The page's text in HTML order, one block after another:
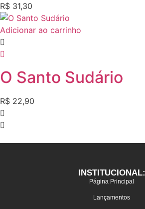
R$ 31,30
Adicionar ao carrinho
O Santo Sudário
R$ 22,90
INSTITUCIONAL:
Página Principal
Lançamentos